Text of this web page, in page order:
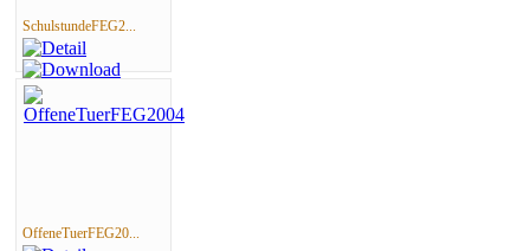
SchulstundeFEG2...
OffeneTuerFEG20...